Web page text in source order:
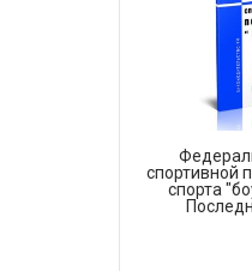
спортивной
спорта